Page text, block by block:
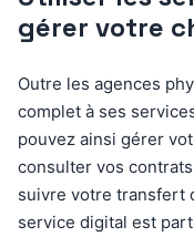
gérer votre
Outre les agences
complet à ses
pouvez ainsi gérer
consulter vos
suivre votre transfert
service digital est